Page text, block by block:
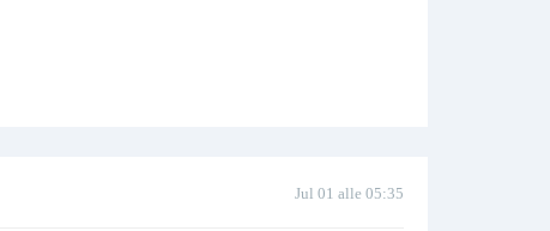
Jul 01 alle 05:35